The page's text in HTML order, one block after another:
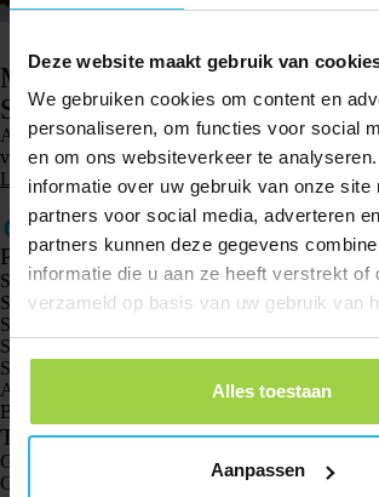
Deze website maakt gebruik van
We gebruiken cookies om content en
personaliseren, om functies voor social
en om ons websiteverkeer te
informatie over uw gebruik van onze site
partners voor social media, adverteren
partners kunnen deze gegevens
informatie die u aan ze heeft verstrekt of
verzameld op basis van uw gebruik van
Alles toestaan
Aanpassen
Moeder Michelle vertelt over haar
Spotter
Als moeder van een 5-jarige dochter en een 7-jarige
veiligheid van mijn kinderen vooropstaan.
Lees meer
Producten
Spotter GPS tracker X10
Spotter Senior GPS Watch
Spotter GPS Watch Explorer
Spotter GPS Watch Kids
Spotter CatX
Animal Spotter
Bekijk alle producten
Toepassingen
GPS trackers
GPS tracker voor kinderen